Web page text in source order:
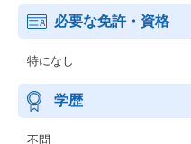
必要な免許・資格
特になし
学歴
不問